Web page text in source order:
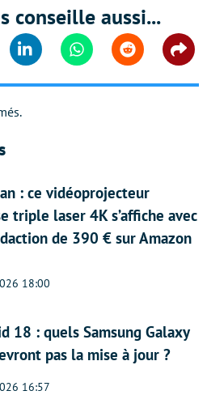
conseille aussi...
Linkedin WhatsappReddit
: ce vidéoprojecteur
triple laser 4K s’affiche avec
de 390 € sur Amazon
18:00
18 : quels Samsung Galaxy
pas la mise à jour ?
16:57